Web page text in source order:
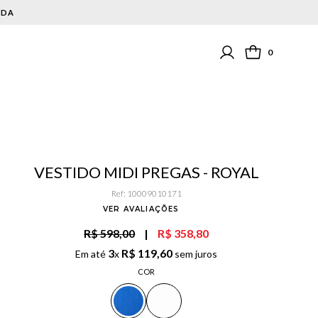
0
VESTIDO MIDI PREGAS - ROYAL
Ref: 10009010171
VER AVALIAÇÕES
R$ 598,00 | R$ 358,80
Em até 3x R$ 119,60 sem juros
COR